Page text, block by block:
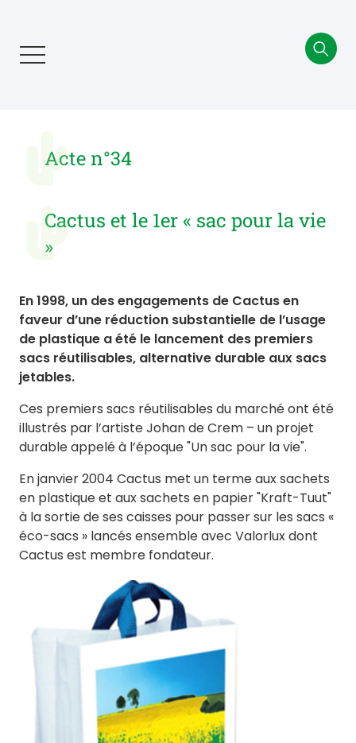
principalActe n°34
Cactus et le 1er « sac pour la vie
»
En 1998, un des engagements de Cactus en
faveur d’une réduction substantielle de l’usage
de plastique a été le lancement des premiers
sacs réutilisables, alternative durable aux sacs
jetables.
Ces premiers sacs réutilisables du marché ont été
illustrés par l’artiste Johan de Crem – un projet
durable appelé à l’époque "Un sac pour la vie".
En janvier 2004 Cactus met un terme aux sachets
en plastique et aux sachets en papier "Kraft-Tuut"
à la sortie de ses caisses pour passer sur les sacs «
éco-sacs » lancés ensemble avec Valorlux dont
Cactus est membre fondateur.